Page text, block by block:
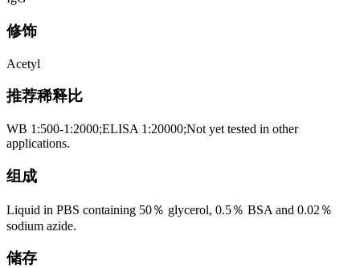
修饰
Acetyl
推荐稀释比
WB 1:500-1:2000;ELISA 1:20000;Not yet tested in other
applications.
组成
Liquid in PBS containing 50％ glycerol, 0.5％ BSA and 0.02％
sodium azide.
储存